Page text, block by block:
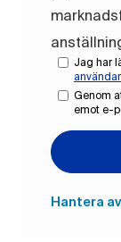
Jag har
Genom
emot e-
Hantera